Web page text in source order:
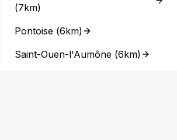
(7km)
Pontoise (6km)
Saint-Ouen-l'Aumône (6km)